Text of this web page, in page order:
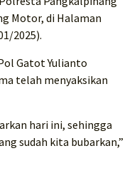
Motor, di Halaman
2025).
Gatot Yulianto
telah menyaksikan
hari ini, sehingga
sudah kita bubarkan,”